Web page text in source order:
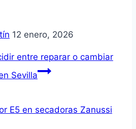
12 enero, 2026
entre reparar o cambiar
Sevilla